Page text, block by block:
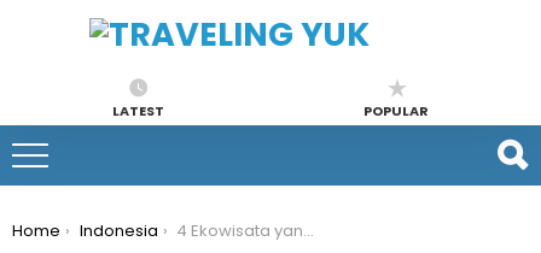
LATEST POPULAR
You are here:
Home Indonesia
4 Ekowisata yang Bikin Kamu Bisa Berinteraksi Langsung dengan Hewan